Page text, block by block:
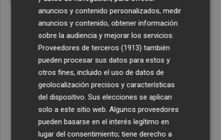
anuncios y contenido personalizados, medir
anuncios y contenido, obtener información
sobre la audiencia y mejorar los servicios.
Proveedores de terceros (1913) también
pueden procesar sus datos para estos y
otros fines, incluido el uso de datos de
geolocalización precisos y características
del dispositivo. Sus elecciones se aplican
solo a este sitio web. Algunos proveedores
pueden basarse en el interés legítimo en
lugar del consentimiento; tiene derecho a